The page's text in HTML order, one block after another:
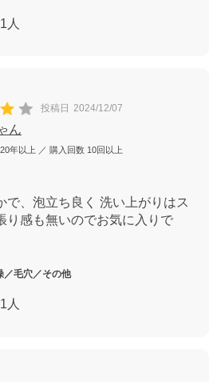
1 人
投稿日 2024/12/07
ん
20年以上 ／ 購入回数 10回以上
で、泡立ち良く 洗い上がりはス
り感も無いのでお気に入りで
／毛穴／その他
1人